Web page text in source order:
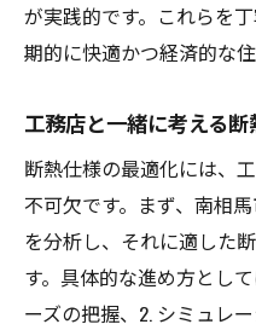
が実践的です。これらを
期的に快適かつ経済的な
工務店と一緒に考える
断熱仕様の最適化には、
不可欠です。まず、南相
を分析し、それに適した
す。具体的な進め方とし
ーズの把握、2. シミュレ